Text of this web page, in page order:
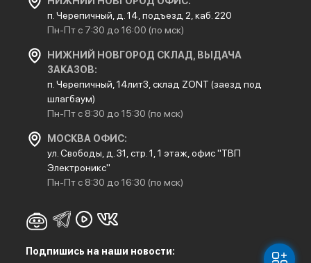
п. Черепичный, д. 14, подъезд 2, каб. 220
Пн-Пт с 7:30 до 16:00 (по мск)
НИЖНИЙ НОВГОРОД СКЛАД, ВЫДАЧА
ЗАКАЗОВ:
п. Черепичный, 14лит3, склад ZONT (заезд под
шлагбаум)
Пн-Пт с 8:30 до 15:30 (по мск)
МОСКВА ОФИС:
ул. Свободы, д. 31, стр. 1, 1 этаж, офис "ТВП
Электроникс"
Пн-Пт с 8:30 до 16:30 (по мск)
Подпишись на наши новости: